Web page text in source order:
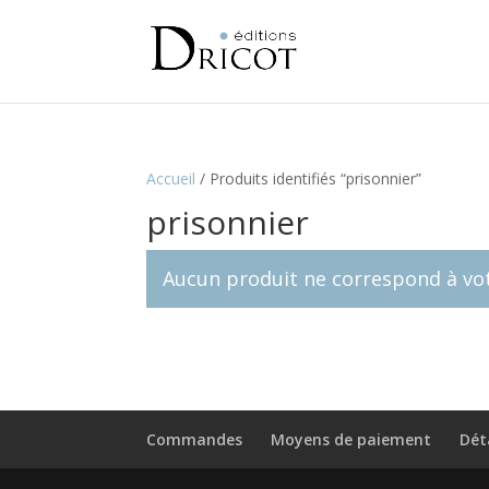
Accueil / Produits identifiés “prisonnier”
prisonnier
Aucun produit ne correspond à
Commandes Moyens de paiement